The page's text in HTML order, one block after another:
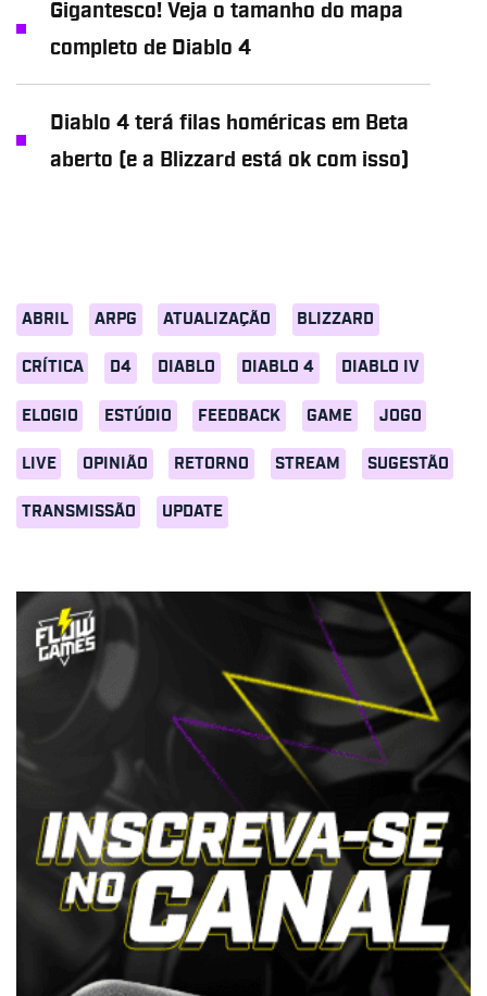
ABRIL ARPG ATUALIZAÇÃO BLIZZARD
CRÍTICA D4 DIABLO DIABLO 4 DIABLO IV
ELOGIO ESTÚDIO FEEDBACK GAME JOGO
LIVE OPINIÃO RETORNO STREAM SUGESTÃO
TRANSMISSÃO UPDATE
Gigantesco! Veja o tamanho do mapa
completo de Diablo 4
Diablo 4 terá filas homéricas em Beta
aberto (e a Blizzard está ok com isso)